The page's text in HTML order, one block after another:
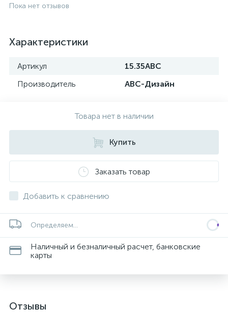
Пока нет отзывов
Характеристики
Артикул
15.35ABC
Производитель
АВС-Дизайн
Товара нет в наличии
Купить
Заказать товар
Добавить к сравнению
Определяем...
Наличный и безналичный расчет, банковские
карты
Отзывы